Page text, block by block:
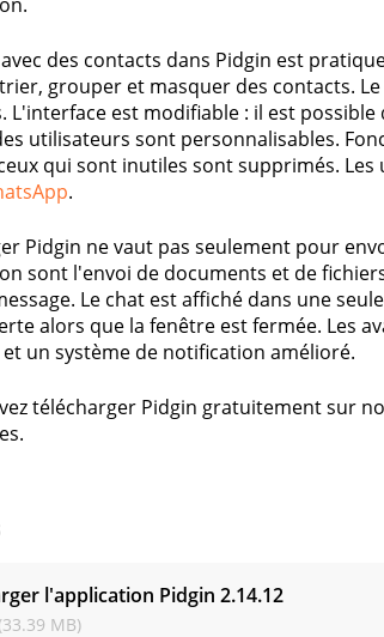
des contacts dans Pidgin est
grouper et masquer des contacts.
L'interface est modifiable : il est
utilisateurs sont personnalisables.
qui sont inutiles sont supprimés.
.
Pidgin ne vaut pas seulement pour
sont l'envoi de documents et de
Le chat est affiché dans une
alors que la fenêtre est fermée. Les
un système de notification amélioré.
télécharger Pidgin gratuitement sur
l'application Pidgin 2.14.12
MB)